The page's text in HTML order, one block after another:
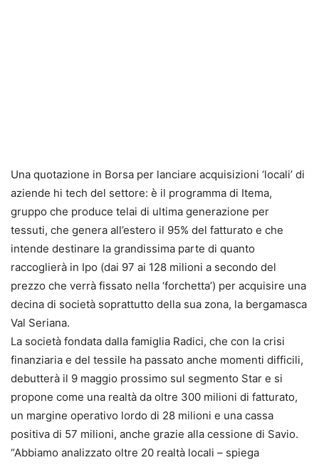
Una quotazione in Borsa per lanciare acquisizioni ‘locali’ di
aziende hi tech del settore: è il programma di Itema,
gruppo che produce telai di ultima generazione per
tessuti, che genera all’estero il 95% del fatturato e che
intende destinare la grandissima parte di quanto
raccoglierà in Ipo (dai 97 ai 128 milioni a secondo del
prezzo che verrà fissato nella ‘forchetta’) per acquisire una
decina di società soprattutto della sua zona, la bergamasca
Val Seriana.
La società fondata dalla famiglia Radici, che con la crisi
finanziaria e del tessile ha passato anche momenti difficili,
debutterà il 9 maggio prossimo sul segmento Star e si
propone come una realtà da oltre 300 milioni di fatturato,
un margine operativo lordo di 28 milioni e una cassa
positiva di 57 milioni, anche grazie alla cessione di Savio.
“Abbiamo analizzato oltre 20 realtà locali – spiega